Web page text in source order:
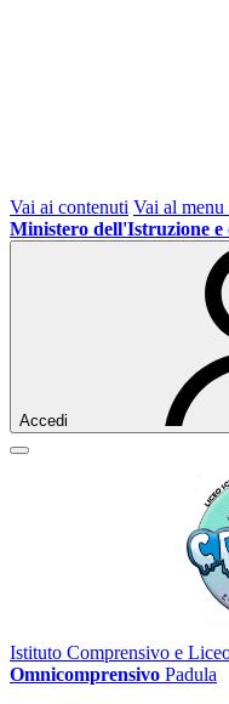
Vai ai contenuti Vai al
Ministero dell'Istruzione e
Accedi
Istituto Comprensivo e
Omnicomprensivo Padula